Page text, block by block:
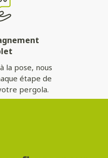
la pose, nous
étape de
pergola.